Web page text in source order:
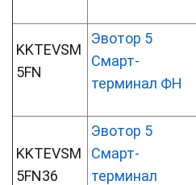
KKTEVSM
5FN
Эвотор 5
Смарт-
терминал ФН
KKTEVSM
5FN36
Эвотор 5
Смарт-
терминал